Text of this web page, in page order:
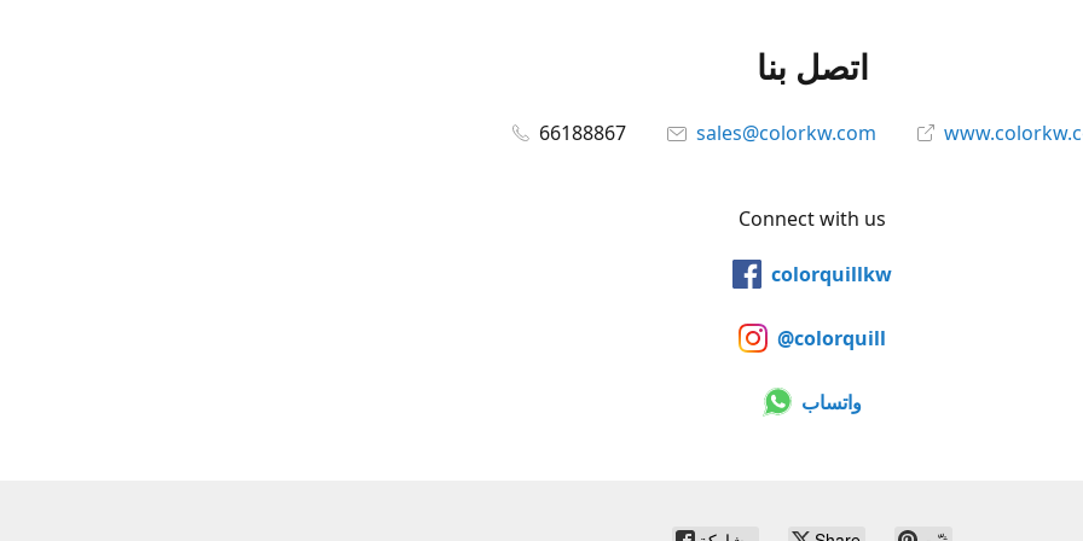
اتصل بنا
66188867 sales@colorkw.com
Connect with us
colorquillkw
@colorquill
واتساب